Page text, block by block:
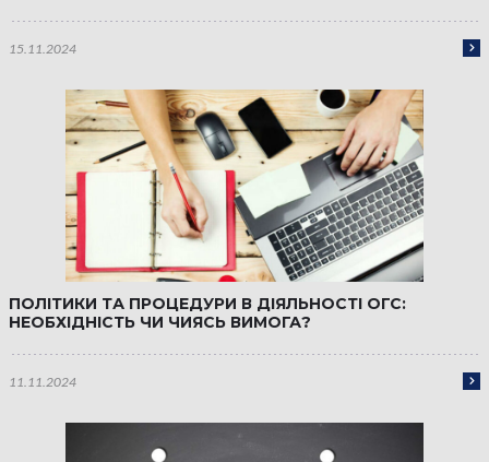
15.11.2024
ПОЛІТИКИ ТА ПРОЦЕДУРИ В ДІЯЛЬНОСТІ ОГС:
НЕОБХІДНІСТЬ ЧИ ЧИЯСЬ ВИМОГА?
11.11.2024